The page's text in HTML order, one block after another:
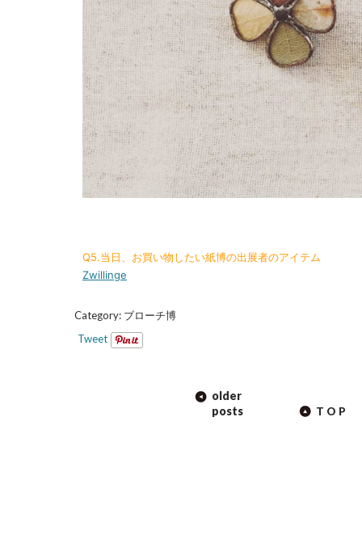
Q5.当日、お買い物したい紙博の出展者のアイテム
Zwillinge
Category: ブローチ博
Tweet
older
posts
TOP